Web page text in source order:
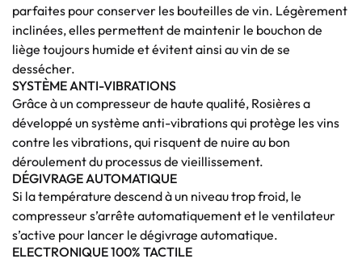
parfaites pour conserver les bouteilles de vin. Légèrement
inclinées, elles permettent de maintenir le bouchon de
liège toujours humide et évitent ainsi au vin de se
dessécher.
SYSTÈME ANTI-VIBRATIONS
Grâce à un compresseur de haute qualité, Rosières a
développé un système anti-vibrations qui protège les vins
contre les vibrations, qui risquent de nuire au bon
déroulement du processus de vieillissement.
DÉGIVRAGE AUTOMATIQUE
Si la température descend à un niveau trop froid, le
compresseur s’arrête automatiquement et le ventilateur
s’active pour lancer le dégivrage automatique.
ELECTRONIQUE 100% TACTILE